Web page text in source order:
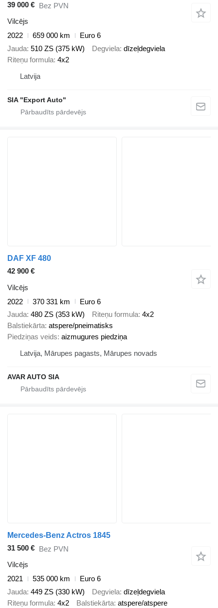
39 000 € Bez PVN
Vilcējs
2022
659 000 km
Euro 6
Jauda 510 ZS (375 kW) Degviela dīzeļdegviela
Riteņu formula 4x2
Latvija
SIA "Export Auto"
DAF XF 480
42 900 €
Vilcējs
2022
370 331 km
Euro 6
Jauda 480 ZS (353 kW) Riteņu formula 4x2
Balstiekārta atspere/pneimatisks
Piedziņas veids aizmugures piedziņa
Latvija, Mārupes pagasts, Mārupes novads
AVAR AUTO SIA
Mercedes-Benz Actros 1845
31 500 € Bez PVN
Vilcējs
2021
535 000 km
Euro 6
Jauda 449 ZS (330 kW) Degviela dīzeļdegviela
Riteņu formula 4x2 Balstiekārta atspere/atspere